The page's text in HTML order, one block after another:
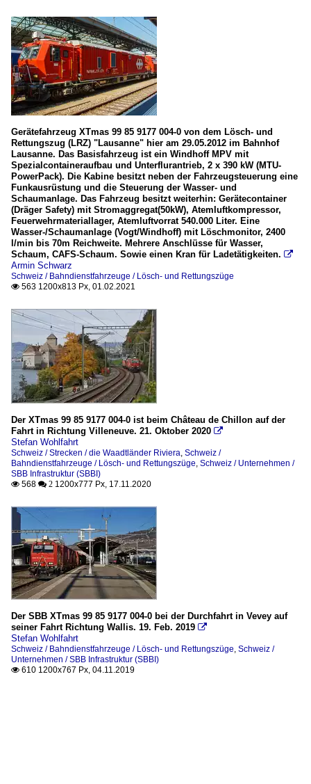
Gerätefahrzeug XTmas 99 85 9177 004-0 von dem Lösch- und
Rettungszug (LRZ) "Lausanne" hier am 29.05.2012 im Bahnhof
Lausanne. Das Basisfahrzeug ist ein Windhoff MPV mit
Spezialcontaineraufbau und Unterflurantrieb, 2 x 390 kW (MTU-
PowerPack). Die Kabine besitzt neben der Fahrzeugsteuerung eine
Funkausrüstung und die Steuerung der Wasser- und
Schaumanlage. Das Fahrzeug besitzt weiterhin: Gerätecontainer
(Dräger Safety) mit Stromaggregat(50kW), Atemluftkompressor,
Feuerwehrmateriallager, Atemluftvorrat 540.000 Liter. Eine
Wasser-/Schaumanlage (Vogt/Windhoff) mit Löschmonitor, 2400
l/min bis 70m Reichweite. Mehrere Anschlüsse für Wasser,
Schaum, CAFS-Schaum. Sowie einen Kran für Ladetätigkeiten. 
Armin Schwarz
Schweiz / Bahndienstfahrzeuge / Lösch- und Rettungszüge
 563 1200x813 Px, 01.02.2021
Der XTmas 99 85 9177 004-0 ist beim Château de Chillon auf der
Fahrt in Richtung Villeneuve. 21. Oktober 2020 
Stefan Wohlfahrt
Schweiz / Strecken / die Waadtländer Riviera, Schweiz /
Bahndienstfahrzeuge / Lösch- und Rettungszüge, Schweiz / Unternehmen /
SBB Infrastruktur (SBBI)
 568  2 1200x777 Px, 17.11.2020
Der SBB XTmas 99 85 9177 004-0 bei der Durchfahrt in Vevey auf
seiner Fahrt Richtung Wallis. 19. Feb. 2019 
Stefan Wohlfahrt
Schweiz / Bahndienstfahrzeuge / Lösch- und Rettungszüge, Schweiz /
Unternehmen / SBB Infrastruktur (SBBI)
 610 1200x767 Px, 04.11.2019